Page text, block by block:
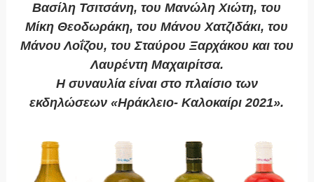
Βασίλη Τσιτσάνη, του Μανώλη Χιώτη, του
Μίκη Θεοδωράκη, του Μάνου Χατζιδάκι, του
Μάνου Λοΐζου, του Σταύρου Ξαρχάκου και του
Λαυρέντη Μαχαιρίτσα.
Η συναυλία είναι στο πλαίσιο των
εκδηλώσεων «Ηράκλειο- Καλοκαίρι 2021».